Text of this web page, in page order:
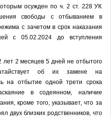
осужден по ч. 2 ст. 228 УК
свободы с отбыванием в
с зачетом в срок наказания
с 05.02.2024 до вступления
2 месяцев 5 дней не отбытого
об их замене на
на отбытие одной трети срока
в содеянном, наличие
кроме того, указывает, что за
двух близких родственников, что